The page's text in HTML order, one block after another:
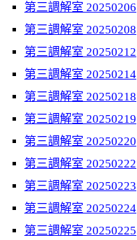
第三調解室 20250206
第三調解室 20250208
第三調解室 20250212
第三調解室 20250214
第三調解室 20250218
第三調解室 20250219
第三調解室 20250220
第三調解室 20250222
第三調解室 20250223
第三調解室 20250224
第三調解室 20250225